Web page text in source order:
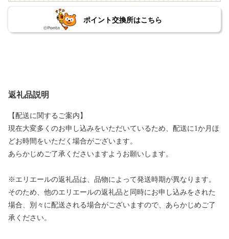
ポイント交換所はこちら
返礼品説明
【配送に関するご案内】
現在大変多くのお申し込みをいただいているため、配送に1か月ほ
どお時間をいただく場合がございます。
あらかじめご了承くださいますようお願いします。
※エリエールの返礼品は、品物によって発送時期が異なります。
そのため、他のエリエールの返礼品と同時にお申し込みをされた
場合、別々に配送される場合がございますので、あらかじめご了
承ください。